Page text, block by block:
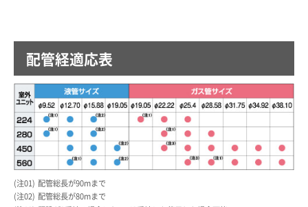
配管経適応表
01
配管総長が90mまで
02
配管総長が80mまで